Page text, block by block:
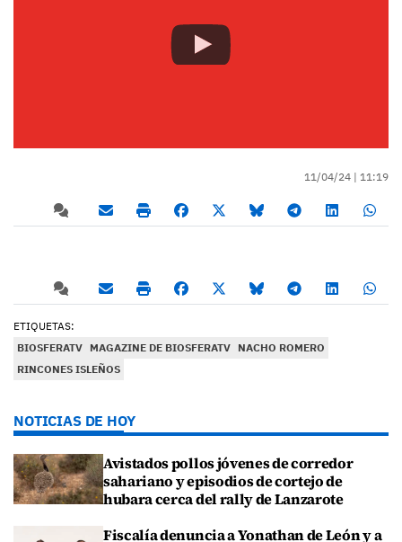
11/04/24 | 11:19
ETIQUETAS:
BIOSFERATV MAGAZINE DE BIOSFERATV NACHO ROMERO
RINCONES ISLEÑOS
NOTICIAS DE HOY
Avistados pollos jóvenes de corredor
sahariano y episodios de cortejo de
hubara cerca del rally de Lanzarote
Fiscalía denuncia a Yonathan de León y a